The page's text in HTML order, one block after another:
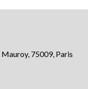
75009, Paris